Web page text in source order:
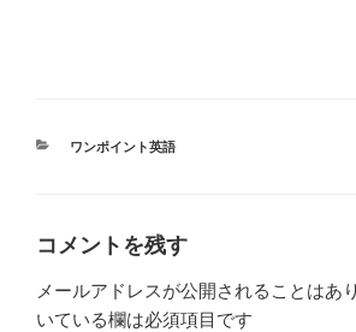
カ
ワンポイント英語
コメントを残す
メールアドレスが公開されることはあ
いている欄は必須項目です